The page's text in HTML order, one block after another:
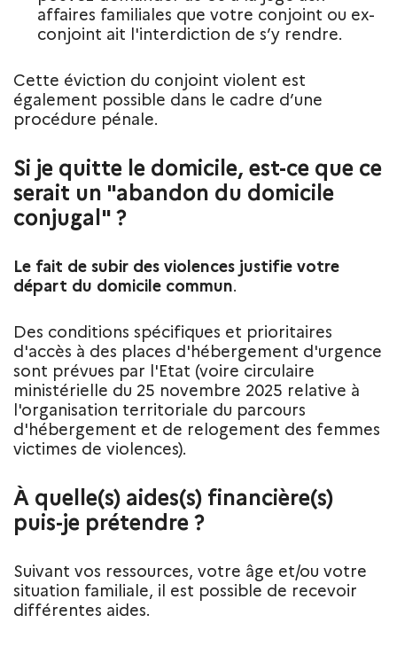
affaires familiales que votre conjoint ou ex-
conjoint ait l'interdiction de s’y rendre.
Cette éviction du conjoint violent est
également possible dans le cadre d’une
procédure pénale.
Si je quitte le domicile, est-ce que ce
serait un "abandon du domicile
conjugal" ?
Le fait de subir des violences justifie votre
départ du domicile commun.
Des conditions spécifiques et prioritaires
d'accès à des places d'hébergement d'urgence
sont prévues par l'Etat (voire circulaire
ministérielle du 25 novembre 2025 relative à
l'organisation territoriale du parcours
d'hébergement et de relogement des femmes
victimes de violences).
À quelle(s) aides(s) financière(s)
puis-je prétendre ?
Suivant vos ressources, votre âge et/ou votre
situation familiale, il est possible de recevoir
différentes aides.